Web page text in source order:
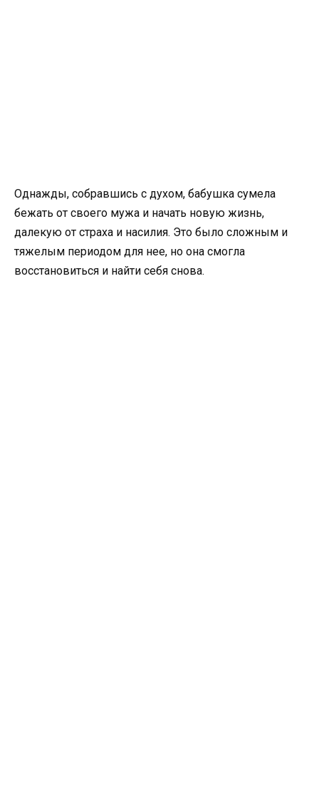
Однажды, собравшись с духом, бабушка сумела
бежать от своего мужа и начать новую жизнь,
далекую от страха и насилия. Это было сложным и
тяжелым периодом для нее, но она смогла
восстановиться и найти себя снова.